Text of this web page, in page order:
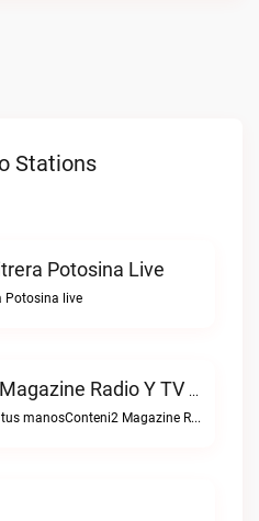
Stations
Potosina Live
Potosina live
Conteni2 Magazine Radio Y TV Digital Live
El universo en tus manosConteni2 Magazine Radio y TV Digital live